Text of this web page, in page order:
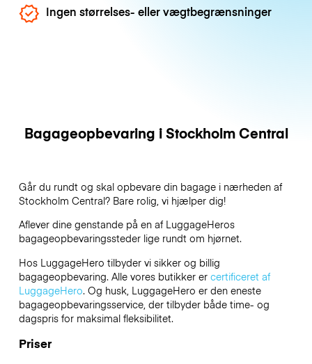
Ingen størrelses- eller vægtbegrænsninger
Bagageopbevaring i Stockholm Central
Går du rundt og skal opbevare din bagage i nærheden af
Stockholm Central? Bare rolig, vi hjælper dig!
Aflever dine genstande på en af LuggageHeros
bagageopbevaringssteder lige rundt om hjørnet.
Hos LuggageHero tilbyder vi sikker og billig
bagageopbevaring. Alle vores butikker er certificeret af
LuggageHero. Og husk, LuggageHero er den eneste
bagageopbevaringsservice, der tilbyder både time- og
dagspris for maksimal fleksibilitet.
Priser